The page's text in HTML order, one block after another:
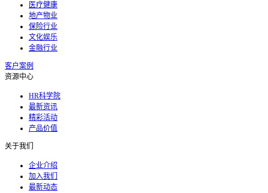
医疗健康
地产物业
保险行业
文化娱乐
金融行业
客户案例
资源中心
HR科学院
最新资讯
精彩活动
产品价值
关于我们
企业介绍
加入我们
最新动态